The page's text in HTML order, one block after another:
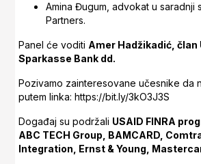
Amina Đugum, advokat u saradnji
Partners.
Panel će voditi Amer Hadžikadić, član
Sparkasse Bank dd.
Pozivamo zainteresovane učesnike da
putem linka: https://bit.ly/3kO3J3S
Događaj su podržali USAID FINRA
ABC TECH Group, BAMCARD,
Integration, Ernst & Young,